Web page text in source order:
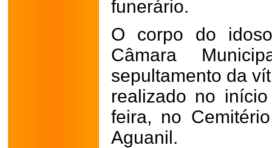
funerário.
O corpo do
Câmara
sepultamento da
realizado no
feira, no
Aguanil.